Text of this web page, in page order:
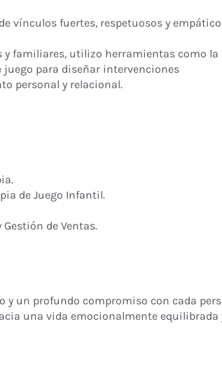
vínculos fuertes, respetuosos y
y familiares, utilizo herramientas como la
juego para diseñar intervenciones
personal y relacional.
de Juego Infantil.
de Ventas.
un profundo compromiso con cada
una vida emocionalmente equilibrada